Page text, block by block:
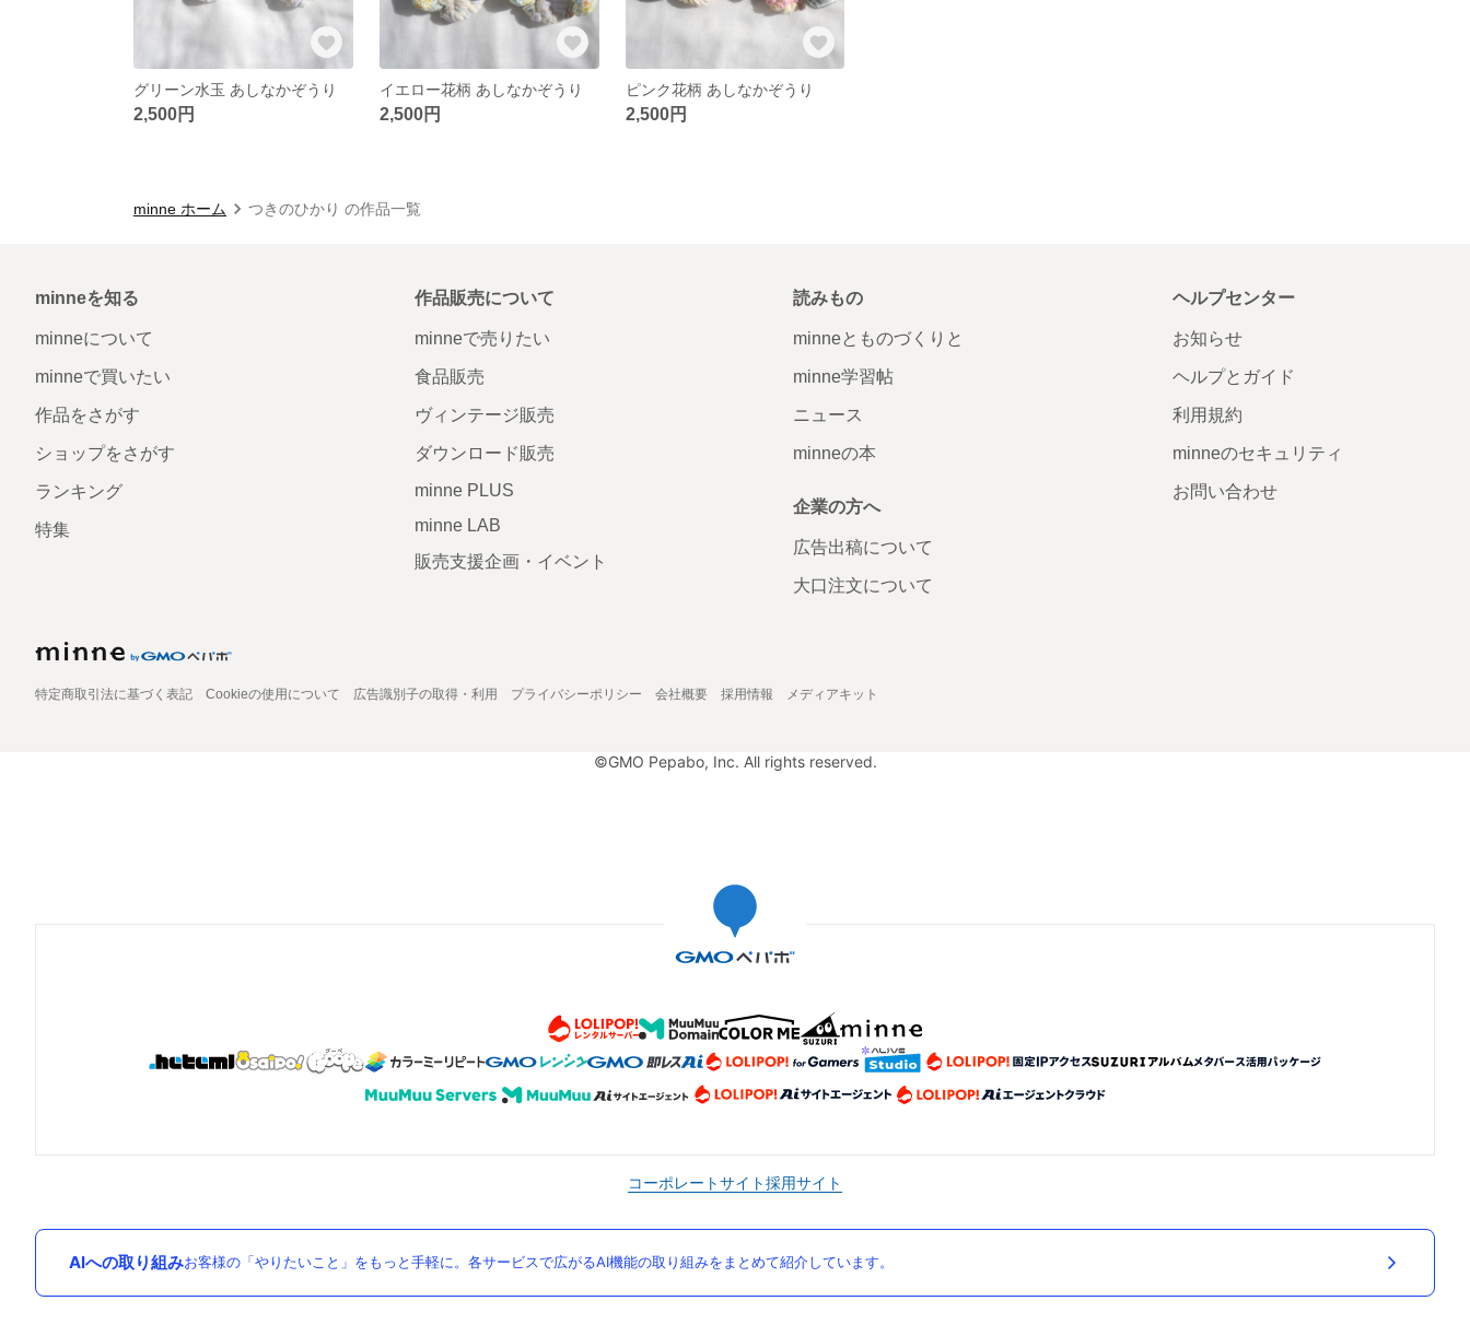
グリーン水玉 あしなかぞうり
2,500円
イエロー花柄 あしなかぞうり
2,500円
ピンク花柄 あしなかぞうり
2,500円
minne ホーム つきのひかり の作品一覧
minneを知る
minneについて
minneで買いたい
作品をさがす
ショップをさがす
ランキング
特集
作品販売について
minneで売りたい
食品販売
ヴィンテージ販売
ダウンロード販売
minne PLUS
minne LAB
販売支援企画・イベント
読みもの
minneとものづくりと
minne学習帖
ニュース
minneの本
企業の方へ
広告出稿について
大口注文について
ヘルプセンター
お知らせ
ヘルプとガイド
利用規約
minneのセキュリティ
お問い合わせ
特定商取引法に基づく表記 Cookieの使用について 広告識別子の取得・利用 プライバシーポリシー 会社概要 採用情報 メディアキット
©GMO Pepabo, Inc. All rights reserved.
コーポレートサイト採用サイト
AIへの取り組みお客様の「やりたいこと」をもっと手軽に。各サービスで広がるAI機能の取り組みをまとめて紹介しています。